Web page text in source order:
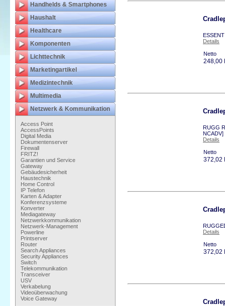
Details
Netto
248,00
RUGG
NCADV]
Details
Netto
372,02
Details
Netto
372,02
Handhelds & Smartphones
Haushalt
Healthcare
Komponenten
Lichttechnik
Marketingartikel
Medizintechnik
Multimedia
Netzwerk & Kommunikation
Access Point
AccessPoints
Digital Media
Dokumentenserver
Firewall
FRITZ!
Garantien und Service
Gateway
Gebäudesicherheit
Haustechnik
Home Control
IP Telefon
Karten & Adapter
Konferenzsysteme
Konverter
Mediagateway
Netzwerkkommunikation
Netzwerk-Management
Powerline
Printserver
Router
Search Appliances
Security Appliances
Switch
Telekommunikation
Transceiver
USV
Verkabelung
Videoüberwachung
Voice Gateway